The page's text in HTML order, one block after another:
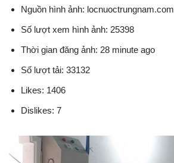
Nguồn hình ảnh: locnuoctrungnam.com
Số lượt xem hình ảnh: 25398
Thời gian đăng ảnh: 28 minute ago
Số lượt tải: 33132
Likes: 1406
Dislikes: 7